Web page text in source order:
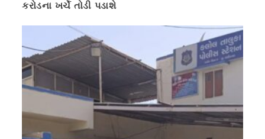
કરોડના ખર્ચે તોડી પડાશે